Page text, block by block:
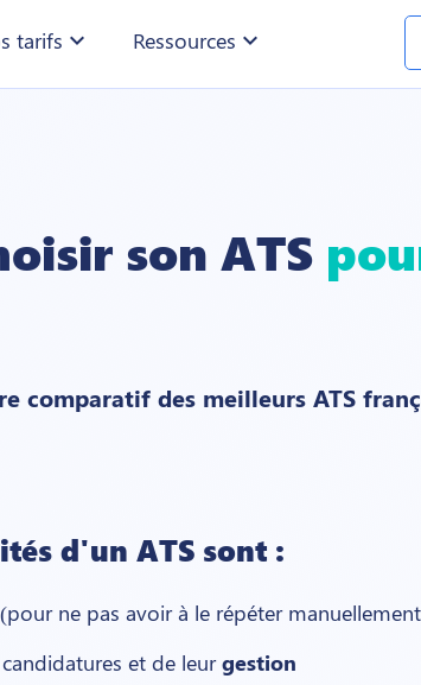
tarifs expand_more Ressources expand_more
son ATS
comparatif des meilleurs ATS
d'un ATS sont :
(pour ne pas avoir à le répéter
et de leurgestion